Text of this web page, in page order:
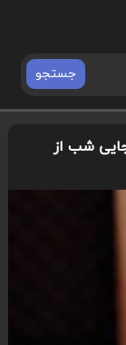
جستجو
شب از